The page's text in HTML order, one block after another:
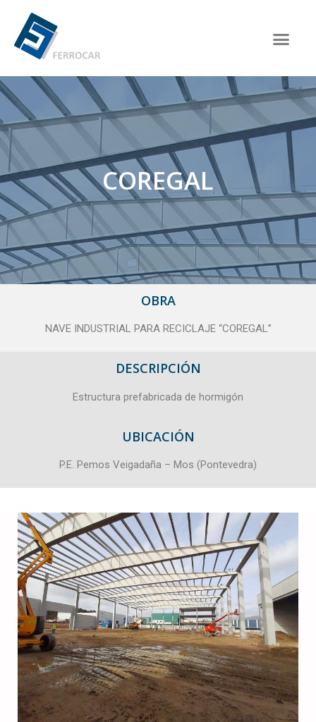
COREGAL
OBRA
NAVE INDUSTRIAL PARA RECICLAJE “COREGAL”
DESCRIPCIÓN
Estructura prefabricada de hormigón
UBICACIÓN
P.E. Pemos Veigadaña – Mos (Pontevedra)